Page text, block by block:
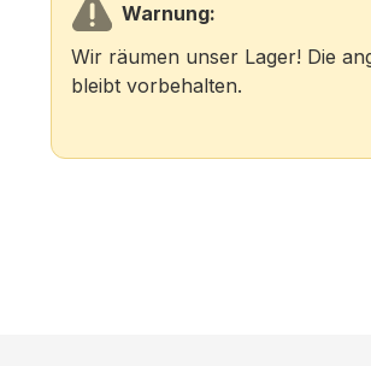
Warnung:
Wir räumen unser Lager! Die
bleibt vorbehalten.